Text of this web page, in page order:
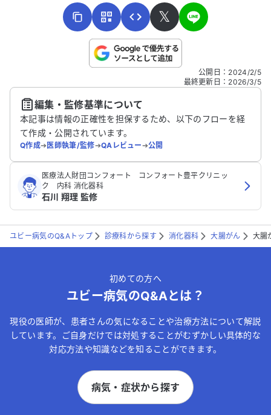
こちらは送信専用のフォームです。氏名やご自身の病気の詳細な
送信する
𝕏
公開日 ： 2024/2/5
最終更新日 ： 2026/3/5
編集・監修基準について
本記事は情報の正確性を担保するため、以下のフローを経
て作成・公開されています。
Q作成➔医師執筆/監修➔QAレビュー➔公開
医療法人財団コンフォート コンフォート豊平クリニッ
ク 内科 消化器科
石川 翔理 監修
ユビー病気のQ&Aトップ 診療科から探す 消化器科 大腸がん 大腸
初めての方へ
ユビー病気のQ&Aとは？
現役の医師が、患者さんの気になることや治療方法について解説
しています。ご自身だけでは対処することがむずかしい具体的な
対応方法や知識などを知ることができます。
病気・症状から探す